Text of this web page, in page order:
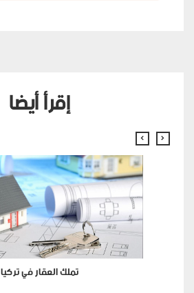
إقرأ أيضا
تملك العقار في تركيا